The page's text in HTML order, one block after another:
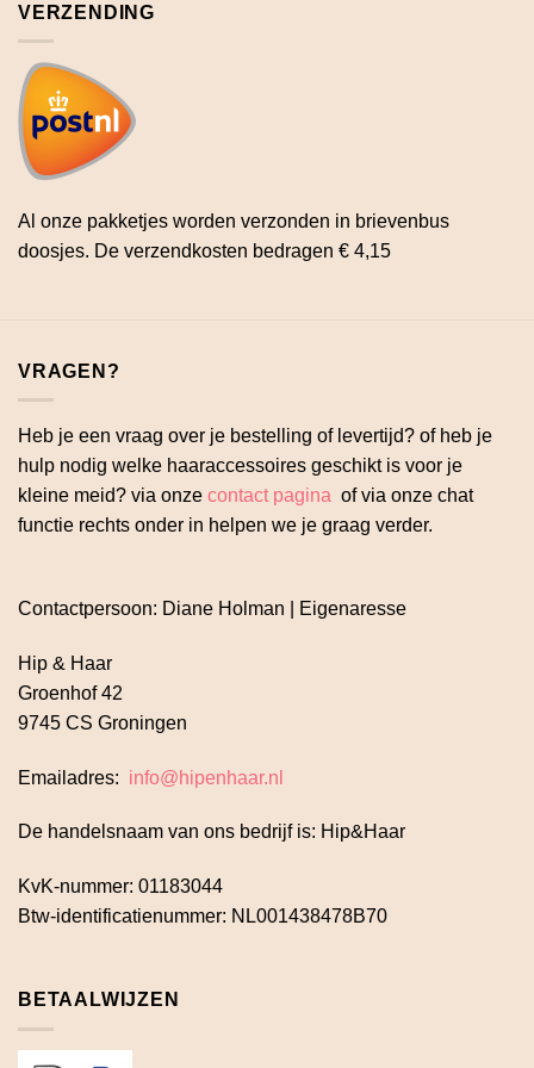
VERZENDING
Al onze pakketjes worden verzonden in brievenbus
doosjes. De verzendkosten bedragen € 4,15
VRAGEN?
Heb je een vraag over je bestelling of levertijd? of heb je
hulp nodig welke haaraccessoires geschikt is voor je
kleine meid? via onze contact pagina of via onze chat
functie rechts onder in helpen we je graag verder.
Contactpersoon: Diane Holman | Eigenaresse
Hip & Haar
Groenhof 42
9745 CS Groningen
Emailadres: info@hipenhaar.nl
De handelsnaam van ons bedrijf is: Hip&Haar
KvK-nummer: 01183044
Btw-identificatienummer: NL001438478B70
BETAALWIJZEN